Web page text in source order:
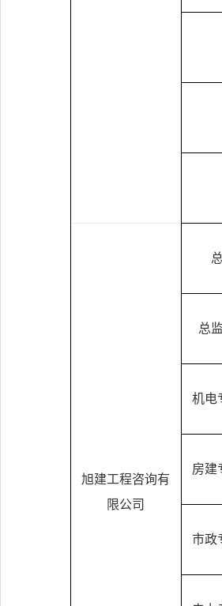
旭建工程咨询有
限公司
总
机电
房建
市政